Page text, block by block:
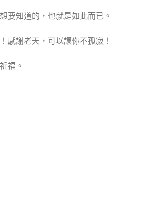
要知道的，也就是如此而已。
感謝老天，可以讓你不孤寂！
福。